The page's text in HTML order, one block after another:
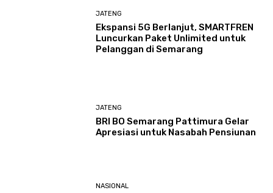
JATENG
Ekspansi 5G Berlanjut, SMARTFREN
Luncurkan Paket Unlimited untuk
Pelanggan di Semarang
JATENG
BRI BO Semarang Pattimura Gelar
Apresiasi untuk Nasabah Pensiunan
NASIONAL